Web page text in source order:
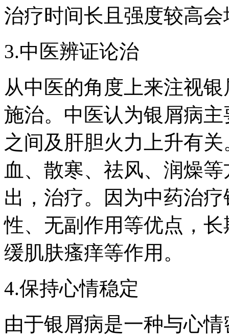
治疗时间长且强度较高
3.中医辨证论治
从中医的角度上来注视
施治。中医认为银屑病
之间及肝胆火力上升有
血、散寒、祛风、润燥
出，治疗。因为中药治
性、无副作用等优点，
缓肌肤瘙痒等作用。
4.保持心情稳定
由于银屑病是一种与心